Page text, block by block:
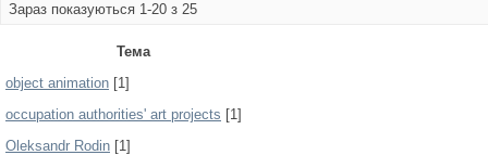
Зараз показуються 1-20 з 25
Тема
object animation [1]
occupation authorities' art projects [1]
Oleksandr Rodin [1]